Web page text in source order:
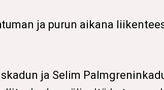
ja purun aikana
ja Selim